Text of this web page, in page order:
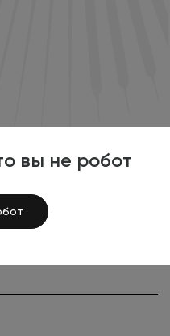
вы не робот